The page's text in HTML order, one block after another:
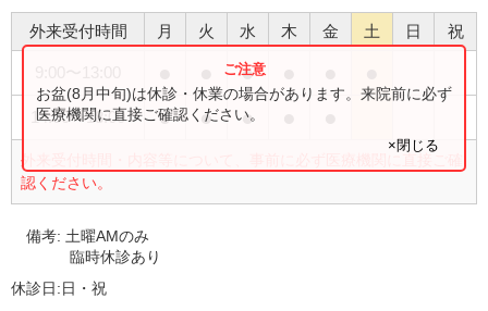
外来受付時間 月 火 水 木 金 土 日 祝
●
14:00〜18:00 ● ● ●
外来受付時間・内容等について、事前に必ず医療機関に直接ご確
認ください。
お盆(8月中旬)は休診・休業の場合があります。来院前に必ず
医療機関に直接ご確認ください。
×閉じる
備考: 土曜AMのみ
臨時休診あり
休診日:日・祝